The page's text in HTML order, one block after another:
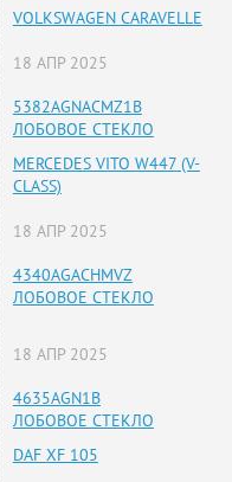
VOLKSWAGEN CARAVELLE
18 АПР 2025
5382AGNACMZ1B
ЛОБОВОЕ СТЕКЛО
MERCEDES VITO W447 (V-
CLASS)
18 АПР 2025
4340AGACHMVZ
ЛОБОВОЕ СТЕКЛО
18 АПР 2025
4635AGN1B
ЛОБОВОЕ СТЕКЛО
DAF XF 105